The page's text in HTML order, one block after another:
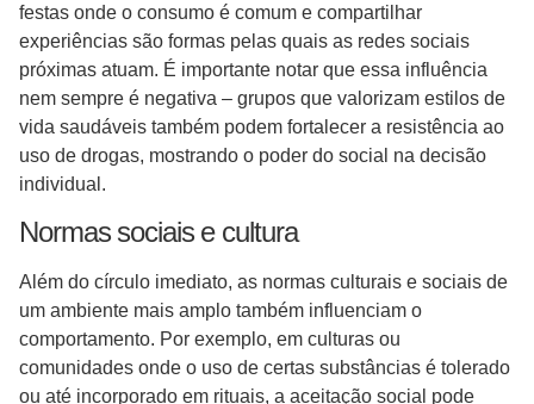
festas onde o consumo é comum e compartilhar
experiências são formas pelas quais as redes sociais
próximas atuam. É importante notar que essa influência
nem sempre é negativa – grupos que valorizam estilos de
vida saudáveis também podem fortalecer a resistência ao
uso de drogas, mostrando o poder do social na decisão
individual.
Normas sociais e cultura
Além do círculo imediato, as normas culturais e sociais de
um ambiente mais amplo também influenciam o
comportamento. Por exemplo, em culturas ou
comunidades onde o uso de certas substâncias é tolerado
ou até incorporado em rituais, a aceitação social pode